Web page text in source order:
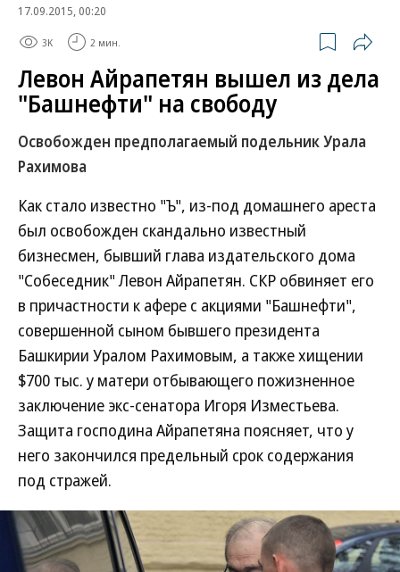
17.09.2015, 00:20
3K 2 мин.
Левон Айрапетян вышел из дела
"Башнефти" на свободу
Освобожден предполагаемый подельник Урала
Рахимова
Как стало известно "Ъ", из-под домашнего ареста
был освобожден скандально известный
бизнесмен, бывший глава издательского дома
"Собеседник" Левон Айрапетян. СКР обвиняет его
в причастности к афере с акциями "Башнефти",
совершенной сыном бывшего президента
Башкирии Уралом Рахимовым, а также хищении
$700 тыс. у матери отбывающего пожизненное
заключение экс-сенатора Игоря Изместьева.
Защита господина Айрапетяна поясняет, что у
него закончился предельный срок содержания
под стражей.